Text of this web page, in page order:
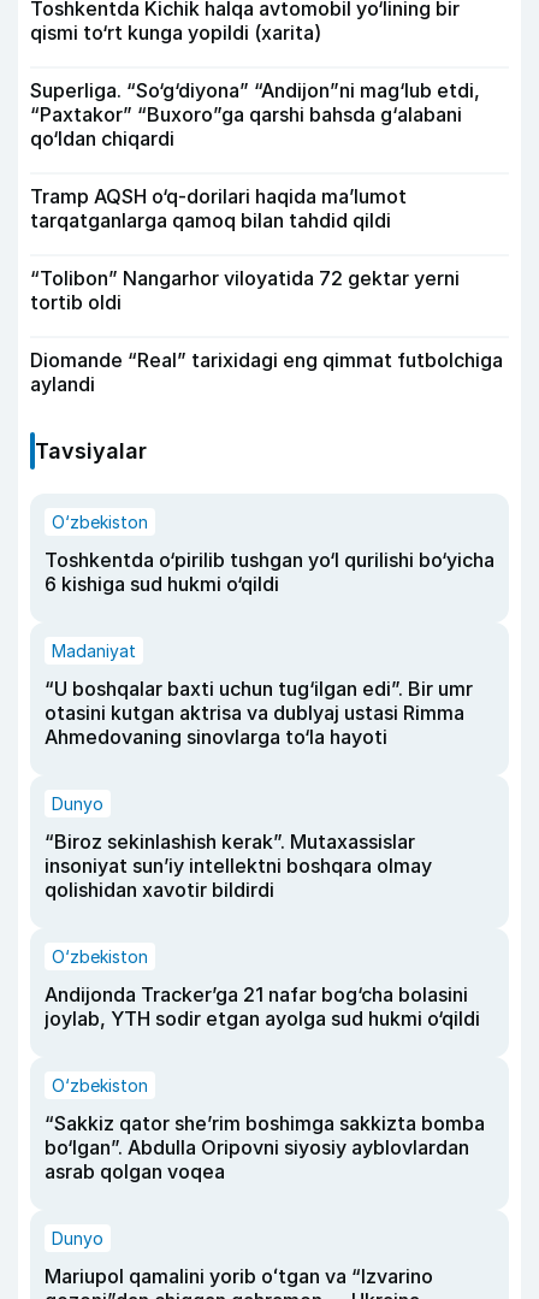
Toshkentda Kichik halqa avtomobil yo‘lining bir
qismi to‘rt kunga yopildi (xarita)
Superliga. “So‘g‘diyona” “Andijon”ni mag‘lub etdi,
“Paxtakor” “Buxoro”ga qarshi bahsda g‘alabani
qo‘ldan chiqardi
Tramp AQSH o‘q-dorilari haqida ma’lumot
tarqatganlarga qamoq bilan tahdid qildi
“Tolibon” Nangarhor viloyatida 72 gektar yerni
tortib oldi
Diomande “Real” tarixidagi eng qimmat futbolchiga
aylandi
Tavsiyalar
O‘zbekiston
Toshkentda o‘pirilib tushgan yo‘l qurilishi bo‘yicha
6 kishiga sud hukmi o‘qildi
Madaniyat
“U boshqalar baxti uchun tug‘ilgan edi”. Bir umr
otasini kutgan aktrisa va dublyaj ustasi Rimma
Ahmedovaning sinovlarga to‘la hayoti
Dunyo
“Biroz sekinlashish kerak”. Mutaxassislar
insoniyat sun’iy intellektni boshqara olmay
qolishidan xavotir bildirdi
O‘zbekiston
Andijonda Tracker’ga 21 nafar bog‘cha bolasini
joylab, YTH sodir etgan ayolga sud hukmi o‘qildi
O‘zbekiston
“Sakkiz qator she’rim boshimga sakkizta bomba
bo‘lgan”. Abdulla Oripovni siyosiy ayblovlardan
asrab qolgan voqea
Dunyo
Mariupol qamalini yorib oʻtgan va “Izvarino